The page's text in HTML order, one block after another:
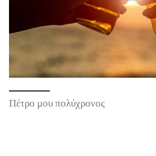
Πέτρο μου πολύχρονος